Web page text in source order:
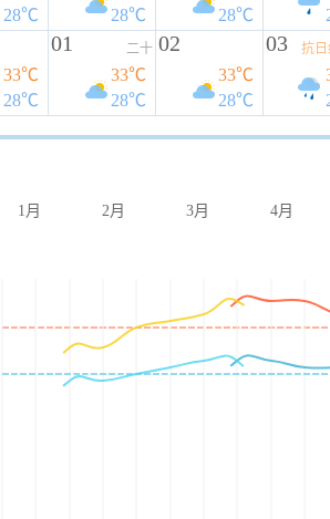
28℃
28℃
28℃
33℃
28℃
01 二十
33℃
28℃
02
33℃
28℃
03 抗日
1月 2月 3月 4月